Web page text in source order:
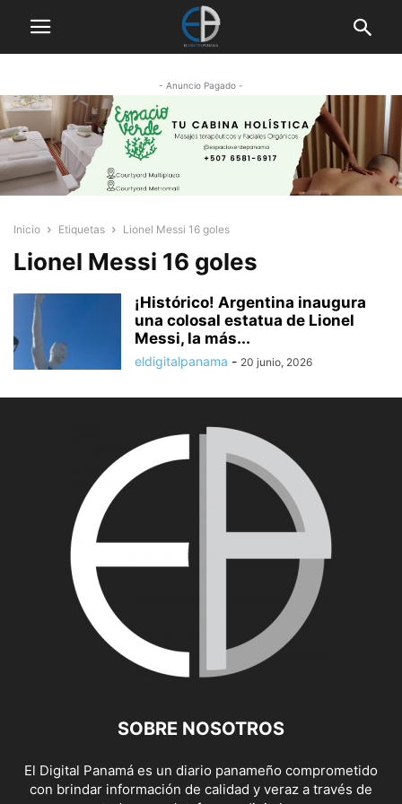
- Anuncio Pagado -
Inicio Etiquetas Lionel Messi 16 goles
Lionel Messi 16 goles
¡Histórico! Argentina inaugura
una colosal estatua de Lionel
Messi, la más...
eldigitalpanama - 20 junio, 2026
SOBRE NOSOTROS
El Digital Panamá es un diario panameño comprometido
con brindar información de calidad y veraz a través de